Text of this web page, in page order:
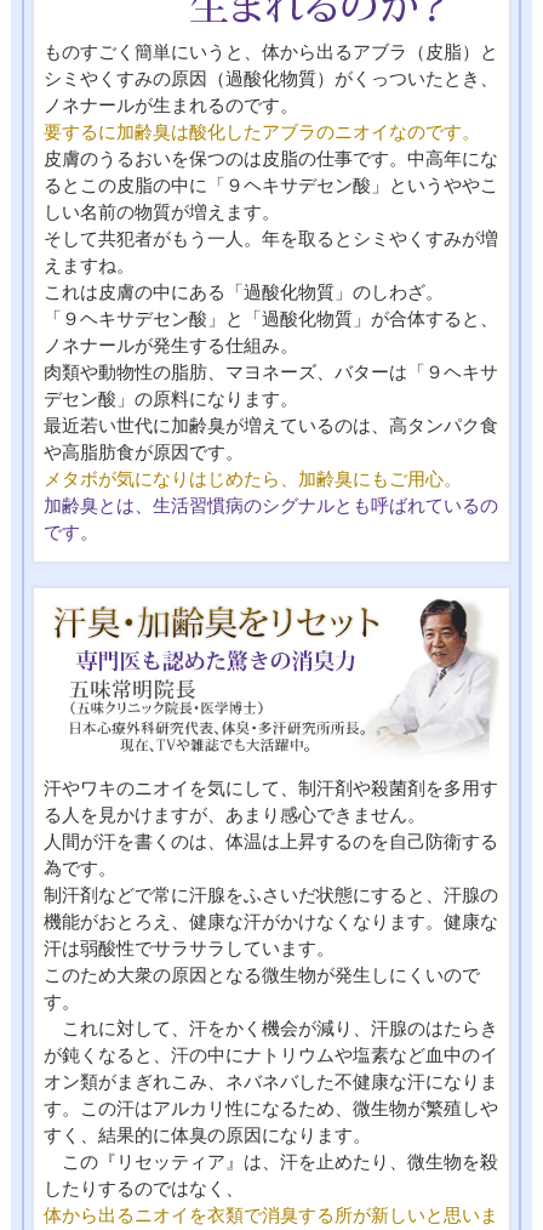
ものすごく簡単にいうと、体から出るアブラ（皮脂）と
シミやくすみの原因（過酸化物質）がくっついたとき、
ノネナールが生まれるのです。
要するに加齢臭は酸化したアブラのニオイなのです。
皮膚のうるおいを保つのは皮脂の仕事です。中高年にな
るとこの皮脂の中に「９ヘキサデセン酸」というややこ
しい名前の物質が増えます。
そして共犯者がもう一人。年を取るとシミやくすみが増
えますね。
これは皮膚の中にある「過酸化物質」のしわざ。
「９ヘキサデセン酸」と「過酸化物質」が合体すると、
ノネナールが発生する仕組み。
肉類や動物性の脂肪、マヨネーズ、バターは「９ヘキサ
デセン酸」の原料になります。
最近若い世代に加齢臭が増えているのは、高タンパク食
や高脂肪食が原因です。
メタボが気になりはじめたら、加齢臭にもご用心。
加齢臭とは、生活習慣病のシグナルとも呼ばれているの
です。
汗やワキのニオイを気にして、制汗剤や殺菌剤を多用す
る人を見かけますが、あまり感心できません。
人間が汗を書くのは、体温は上昇するのを自己防衛する
為です。
制汗剤などで常に汗腺をふさいだ状態にすると、汗腺の
機能がおとろえ、健康な汗がかけなくなります。健康な
汗は弱酸性でサラサラしています。
このため大衆の原因となる微生物が発生しにくいので
す。
これに対して、汗をかく機会が減り、汗腺のはたらき
が鈍くなると、汗の中にナトリウムや塩素など血中のイ
オン類がまぎれこみ、ネバネバした不健康な汗になりま
す。この汗はアルカリ性になるため、微生物が繁殖しや
すく、結果的に体臭の原因になります。
この『リセッティア』は、汗を止めたり、微生物を殺
したりするのではなく、
体から出るニオイを衣類で消臭する所が新しいと思いま